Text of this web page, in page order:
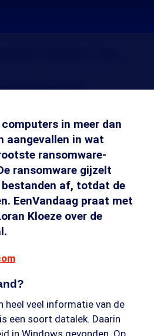
in meer dan
aangevallen in wat
ransomware-
ransomware gijzelt
af, totdat de
EenVandaag praat met
Kloeze over de
heel veel informatie van de
een soort datalek. Daarin
in Windows gevonden. Op